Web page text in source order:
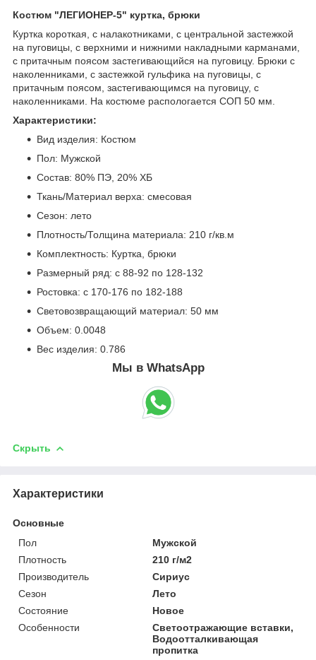
Костюм "ЛЕГИОНЕР-5" куртка, брюки
Куртка короткая, с налакотниками, с центральной застежкой
на пуговицы, с верхними и нижними накладными карманами,
с притачным поясом застегивающийся на пуговицу. Брюки с
наколенниками, с застежкой гульфика на пуговицы, с
притачным поясом, застегивающимся на пуговицу, с
наколенниками. На костюме распологается СОП 50 мм.
Характеристики:
Вид изделия: Костюм
Пол: Мужской
Состав: 80% ПЭ, 20% ХБ
Ткань/Материал верха: смесовая
Сезон: лето
Плотность/Толщина материала: 210 г/кв.м
Комплектность: Куртка, брюки
Размерный ряд: с 88-92 по 128-132
Ростовка: с 170-176 по 182-188
Световозвращающий материал: 50 мм
Объем: 0.0048
Вес изделия: 0.786
Мы в WhatsApp
Скрыть
Характеристики
Основные
Пол
Мужской
Плотность
210 г/м2
Производитель
Сириус
Сезон
Лето
Состояние
Новое
Особенности
Светоотражающие вставки,
Водоотталкивающая
пропитка